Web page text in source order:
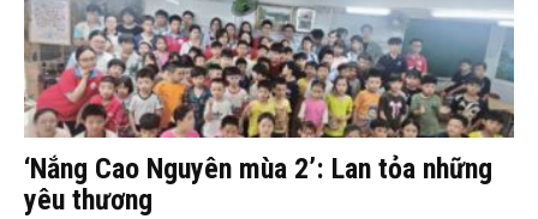
‘Nắng Cao Nguyên mùa 2’: Lan tỏa những
yêu thương